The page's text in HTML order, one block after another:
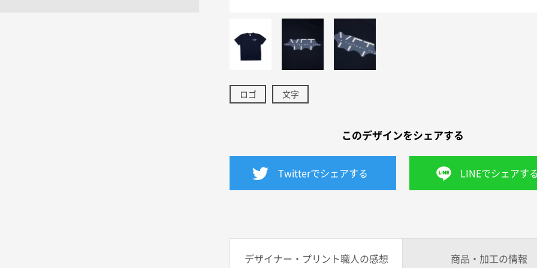
ロゴ 文字
このデザインをシェアする
Twitterでシェアする LINEでシェアす
デザイナー・プリント職人の感想 商品・加工の情報